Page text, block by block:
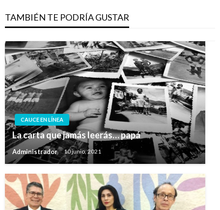
TAMBIÉN TE PODRÍA GUSTAR
CAUCE EN LÍNEA
La carta que jamás leerás… papá
Administrador 10 junio, 2021